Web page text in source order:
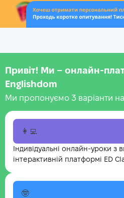
.
Привіт! Ми – онлайн-
Englishdom
Ми пропонуємо 3 варіанти
👩‍💻
Індивідуальні онлайн-уроки з
інтерактивній платформі ED
🤓